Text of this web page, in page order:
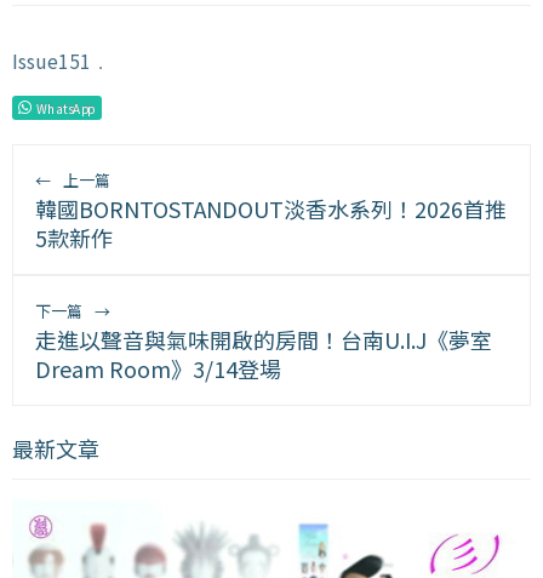
Issue151 ﹒
WhatsApp
← 上一篇
韓國BORNTOSTANDOUT淡香水系列！2026首推
5款新作
下一篇 →
走進以聲音與氣味開啟的房間！台南U.I.J《夢室
Dream Room》3/14登場
最新文章